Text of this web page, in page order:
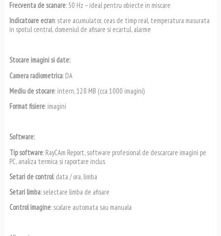
Frecventa de scanare: 50 Hz – ideal pentru obiecte in miscare
Indicatoare ecran: stare acumulator, ceas de timp real, temperatura masurata
in spotul central, domeniul de afisare si ecartul, alarme
Stocare imagini si date:
Camera radiometrica: DA
Mediu de stocare: intern, 128 MB (cca 1000 imagini)
Format fisiere: imagini
Software:
Tip software: RayCAm Report, software profesional de descarcare imagini pe
PC, analiza termica si raportare inclus
Setari de control: data / ora, limba
Setari limba: selectare limba de afisare
Control imagine: scalare automata sau manuala